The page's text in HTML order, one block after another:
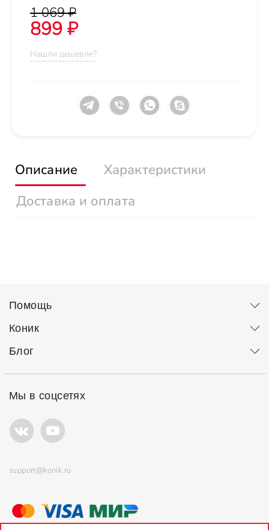
1 069 ₽
899 ₽
Нашли дешевле?
Описание
Характеристики
Доставка и оплата
Помощь
Коник
Блог
Мы в соцсетях
support@konik.ru